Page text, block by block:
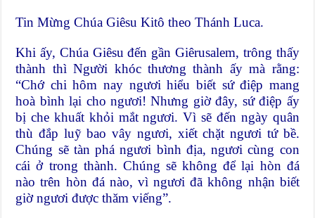
Tin Mừng Chúa Giêsu Kitô theo Thánh Luca.
Khi ấy, Chúa Giêsu đến gần Giêrusalem, trông thấy
thành thì Người khóc thương thành ấy mà rằng:
“Chớ chi hôm nay ngươi hiểu biết sứ điệp mang
hoà bình lại cho ngươi! Nhưng giờ đây, sứ điệp ấy
bị che khuất khỏi mắt ngươi. Vì sẽ đến ngày quân
thù đắp luỹ bao vây ngươi, xiết chặt ngươi tứ bề.
Chúng sẽ tàn phá ngươi bình địa, ngươi cùng con
cái ở trong thành. Chúng sẽ không để lại hòn đá
nào trên hòn đá nào, vì ngươi đã không nhận biết
giờ ngươi được thăm viếng”.